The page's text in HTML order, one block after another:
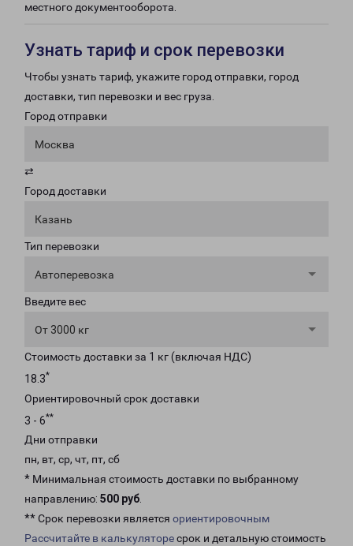
местного документооборота.
Узнать тариф и срок перевозки
Чтобы узнать тариф, укажите город отправки, город
доставки, тип перевозки и вес груза.
Город отправки
Москва
⇄
Город доставки
Казань
Тип перевозки
Автоперевозка
Введите вес
От 3000 кг
Стоимость доставки за 1 кг (включая НДС)
18.3*
Ориентировочный срок доставки
3 - 6**
Дни отправки
пн, вт, ср, чт, пт, сб
* Минимальная стоимость доставки по выбранному
направлению: 500 руб.
** Срок перевозки является ориентировочным
Рассчитайте в калькуляторесрок и детальную стоимость